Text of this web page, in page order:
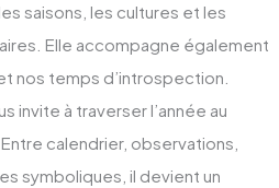
saisons, les cultures et les
Elle accompagne également
nos temps d’introspection.
invite à traverser l’année au
calendrier, observations,
symboliques, il devient un